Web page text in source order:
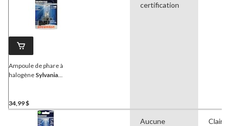
Ampoule de phare à
halogène Sylvania
34,99 $
certification
Aucune
Clair